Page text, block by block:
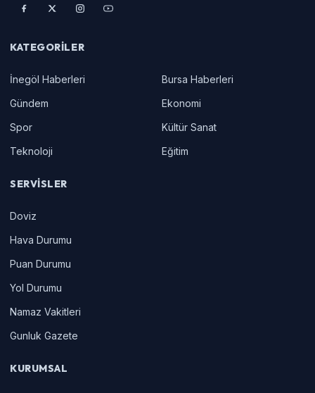
KATEGORILER
İnegöl Haberleri
Bursa Haberleri
Gündem
Ekonomi
Spor
Kültür Sanat
Teknoloji
Eğitim
SERVISLER
Doviz
Hava Durumu
Puan Durumu
Yol Durumu
Namaz Vakitleri
Gunluk Gazete
KURUMSAL